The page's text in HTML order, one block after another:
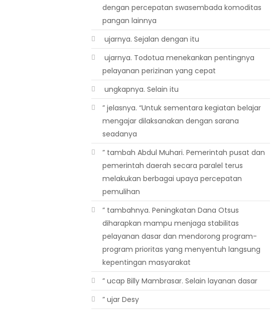
dengan percepatan swasembada komoditas
pangan lainnya
 ujarnya. Sejalan dengan itu
 ujarnya. Todotua menekankan pentingnya
pelayanan perizinan yang cepat
 ungkapnya. Selain itu
” jelasnya. “Untuk sementara kegiatan belajar
mengajar dilaksanakan dengan sarana
seadanya
” tambah Abdul Muhari. Pemerintah pusat dan
pemerintah daerah secara paralel terus
melakukan berbagai upaya percepatan
pemulihan
” tambahnya. Peningkatan Dana Otsus
diharapkan mampu menjaga stabilitas
pelayanan dasar dan mendorong program-
program prioritas yang menyentuh langsung
kepentingan masyarakat
” ucap Billy Mambrasar. Selain layanan dasar
” ujar Desy